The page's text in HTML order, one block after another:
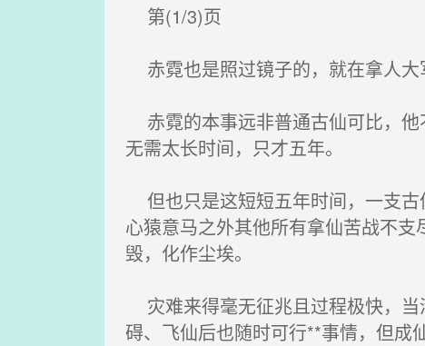
第(1/3)页
赤霓也是照过镜子的，就在拿人大
赤霓的本事远非普通古仙可比，他
无需太长时间，只才五年。
但也只是这短短五年时间，一支古
心猿意马之外其他所有拿仙苦战不
毁，化作尘埃。
灾难来得毫无征兆且过程极快，
碍、飞仙后也随时可行**事情，但成